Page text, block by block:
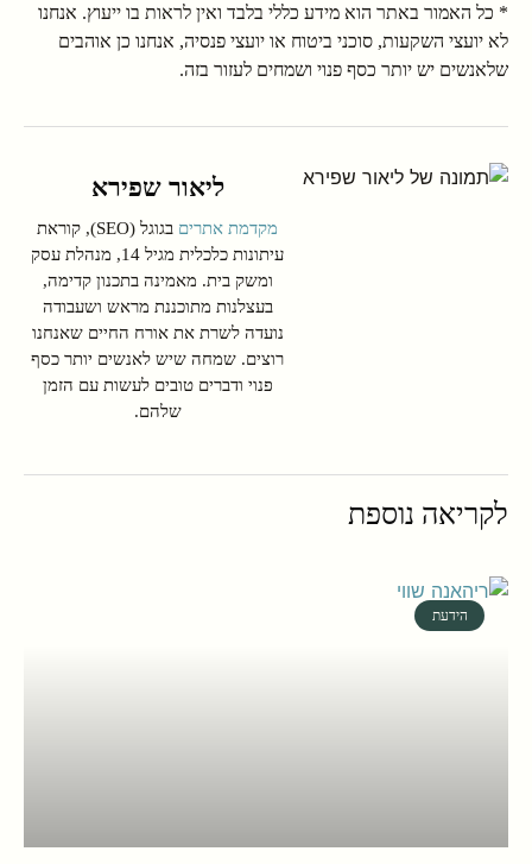
* כל האמור באתר הוא מידע כללי בלבד ואין לראות בו ייעוץ. אנחנו
לא יועצי השקעות, סוכני ביטוח או יועצי פנסיה, אנחנו כן אוהבים
שלאנשים יש יותר כסף פנוי ושמחים לעזור בזה.
ליאור שפירא
מקדמת אתרים
בגוגל (SEO), קוראת
עיתונות כלכלית מגיל 14, מנהלת עסק
ומשק בית. מאמינה בתכנון קדימה,
בעצלנות מתוכננת מראש ושעבודה
נועדה לשרת את אורח החיים שאנחנו
רוצים. שמחה שיש לאנשים יותר כסף
פנוי ודברים טובים לעשות עם הזמן
שלהם.
לקריאה נוספת
הידעת